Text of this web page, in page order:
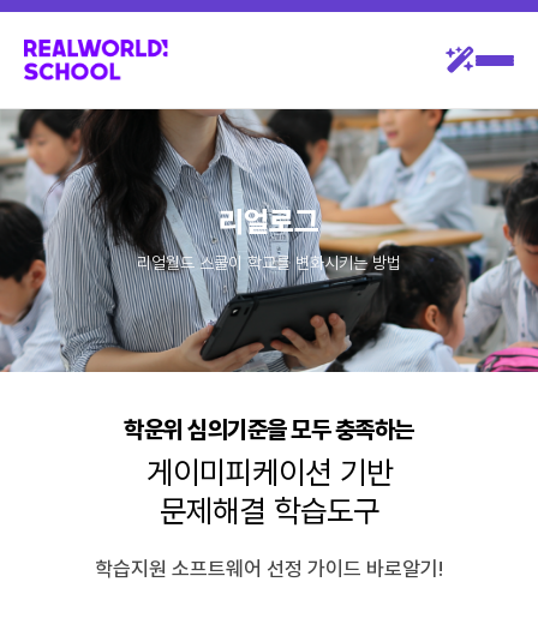
리얼로그
리얼월드 스쿨이 학교를 변화시키는 방법
학운위 심의기준을 모두 충족하는
게이미피케이션 기반
문제해결 학습도구
학습지원 소프트웨어 선정 가이드 바로알기!